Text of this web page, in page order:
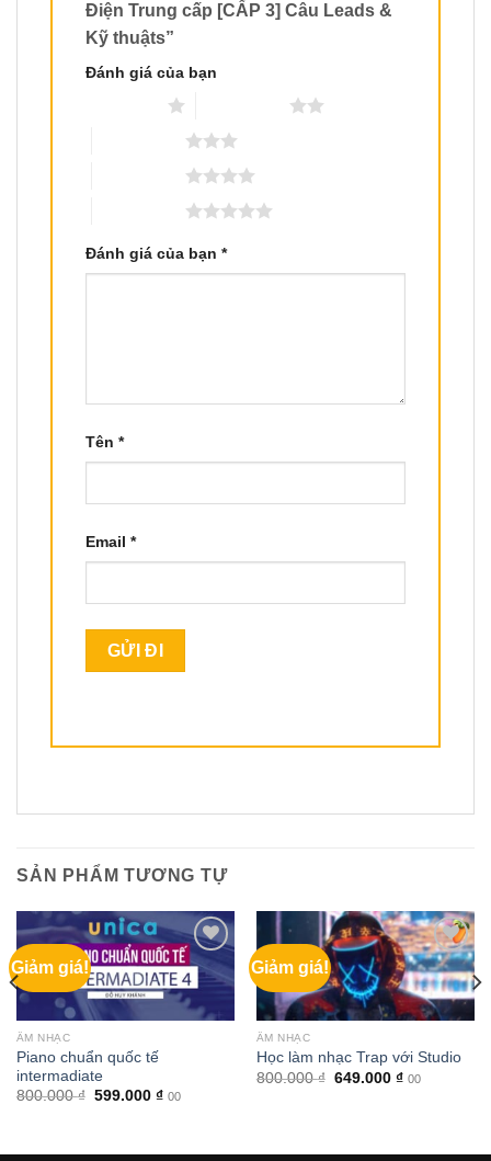
Điện Trung cấp [CẤP 3] Câu Leads &
Kỹ thuậts”
Đánh giá của bạn
Đánh giá của bạn *
Tên *
Email *
SẢN PHẨM TƯƠNG TỰ
Giảm giá!
ÂM NHẠC
Piano chuẩn quốc tế
intermadiate
800.000₫ Giá
599.000 ₫Giá
599.000 ₫.
00
Giảm giá!
ÂM NHẠC
Học làm nhạc Trap với Studio
800.000₫ Giá
649.000 ₫Giá
00